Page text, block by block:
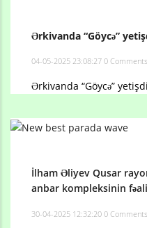
Ərkivanda “Göycə”
04-05-2025 23:08:27 0 Comments
Ərkivanda “Göycə”
İlham Əliyev Qusar
anbar kompleksinin
30-04-2025 12:32:20 0 Comments